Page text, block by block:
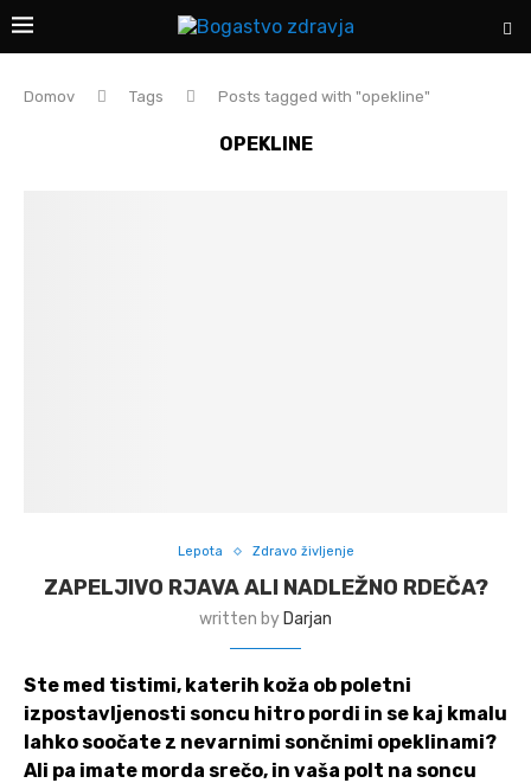
Domov Tags Posts tagged with "opekline"
OPEKLINE
Lepota Zdravo življenje
ZAPELJIVO RJAVA ALI NADLEŽNO RDEČA?
written by Darjan
Ste med tistimi, katerih koža ob poletni
izpostavljenosti soncu hitro pordi in se kaj kmalu
lahko soočate z nevarnimi sončnimi opeklinami?
Ali pa imate morda srečo, in vaša polt na soncu